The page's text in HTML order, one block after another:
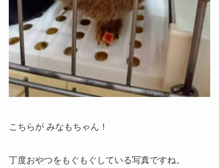
こちらが みなもちゃん！
丁度おやつをもぐもぐしている写真ですね。